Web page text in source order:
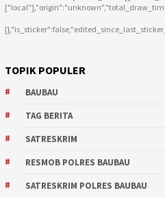
TOPIK POPULER
BAUBAU
TAG BERITA
SATRESKRIM
RESMOB POLRES BAUBAU
SATRESKRIM POLRES BAUBAU